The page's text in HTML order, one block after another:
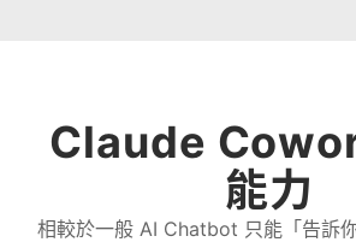
Claude
能力
相較於一般 AI Chatbot 只能「告訴